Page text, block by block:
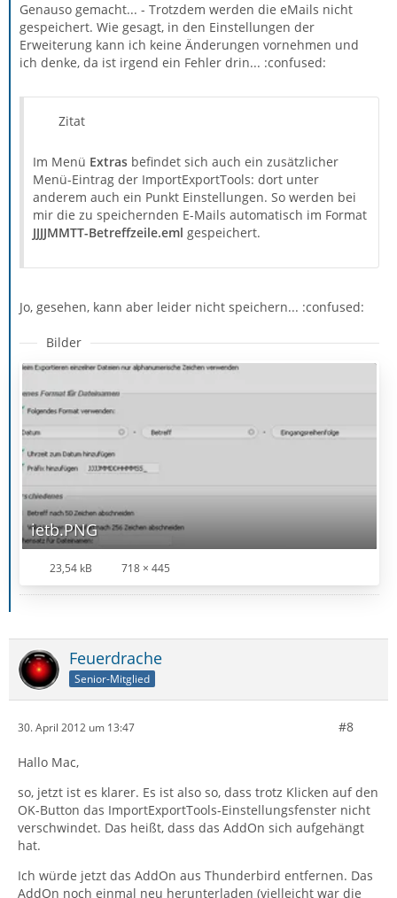
Genauso gemacht... - Trotzdem werden die eMails nicht
gespeichert. Wie gesagt, in den Einstellungen der
Erweiterung kann ich keine Änderungen vornehmen und
ich denke, da ist irgend ein Fehler drin... :confused:
Zitat
Im Menü Extras befindet sich auch ein zusätzlicher
Menü-Eintrag der ImportExportTools: dort unter
anderem auch ein Punkt Einstellungen. So werden bei
mir die zu speichernden E-Mails automatisch im Format
JJJJMMTT-Betreffzeile.eml gespeichert.
Jo, gesehen, kann aber leider nicht speichern... :confused:
Bilder
ietb.PNG
23,54 kB 718 × 445
Feuerdrache
Senior-Mitglied
30. April 2012 um 13:47 #8
Hallo Mac,
so, jetzt ist es klarer. Es ist also so, dass trotz Klicken auf den
OK-Button das ImportExportTools-Einstellungsfenster nicht
verschwindet. Das heißt, dass das AddOn sich aufgehängt
hat.
Ich würde jetzt das AddOn aus Thunderbird entfernen. Das
AddOn noch einmal neu herunterladen (vielleicht war die